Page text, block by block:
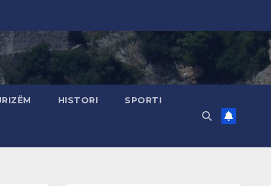
HISTORI SPORTI